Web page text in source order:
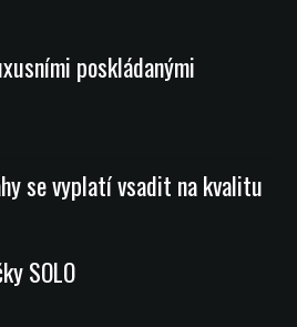
poskládanými
se vyplatí vsadit na kvalitu
SOLO